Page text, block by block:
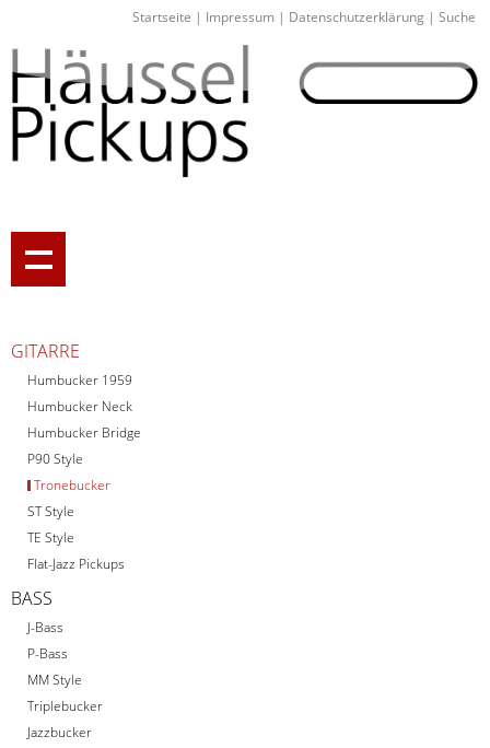
Startseite | Impressum | Datenschutzerklärung | Suche
GITARRE
Humbucker 1959
Humbucker Neck
Humbucker Bridge
P90 Style
Tronebucker
ST Style
TE Style
Flat-Jazz Pickups
BASS
J-Bass
P-Bass
MM Style
Triplebucker
Jazzbucker